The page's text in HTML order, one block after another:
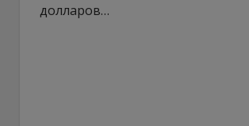
долларов…